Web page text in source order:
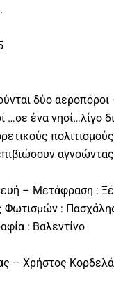
δύο
…σε ένα νησί…λίγο
– Μετάφραση :
Φωτισμών :
: Βαλεντίνο
– Χρήστος